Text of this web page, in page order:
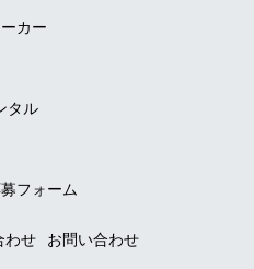
カー
タル
フォーム
わせ お問い合わせ